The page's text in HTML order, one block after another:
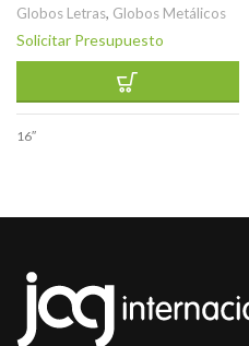
Globos Letras, Globos Metálicos
Solicitar Presupuesto
16″